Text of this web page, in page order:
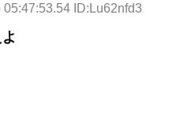
05:47:53.54 ID:Lu62nfd3